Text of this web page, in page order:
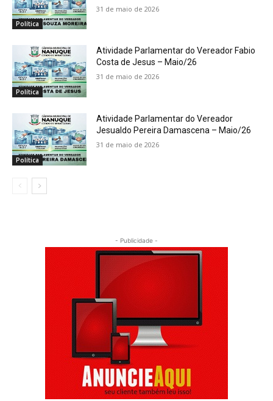
Política
31 de maio de 2026
Política
Atividade Parlamentar do Vereador Fabio
Costa de Jesus – Maio/26
31 de maio de 2026
Política
Atividade Parlamentar do Vereador
Jesualdo Pereira Damascena – Maio/26
31 de maio de 2026
- Publicidade -